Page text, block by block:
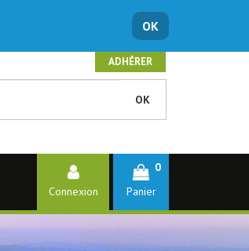
OK
ADHÉRER
OK
Connexion
0
Panier